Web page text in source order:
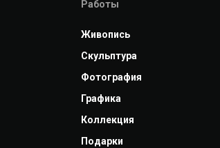
Работы
Живопись
Скульптура
Фотография
Графика
Коллекция
Подарки